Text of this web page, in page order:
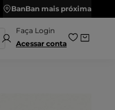
BanBan mais próxima
Acessar conta